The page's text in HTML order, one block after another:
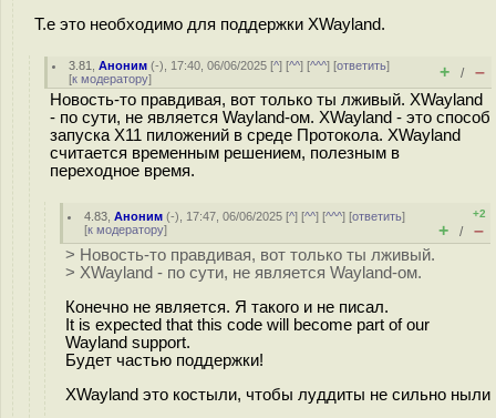
Т.е это необходимо для поддержки XWayland.
3.81 ,Аноним (-), 17:40, 06/06/2025 [^] [^^] [^^^] [ответить]
[к модератору] + / –
Новость-то правдивая, вот только ты лживый. XWayland
- по сути, не является Wayland-ом. XWayland - это способ
запуска X11 пиложений в среде Протокола. XWayland
считается временным решением, полезным в
переходное время.
4.83 ,Аноним (-), 17:47, 06/06/2025 [^] [^^] [^^^] [ответить]
[к модератору]
+2
+ / –
> Новость-то правдивая, вот только ты лживый.
> XWayland - по сути, не является Wayland-ом.
Конечно не является. Я такого и не писал.
It is expected that this code will become part of our
Wayland support.
Будет частью поддержки!
XWayland это костыли, чтобы луддиты не сильно ныли